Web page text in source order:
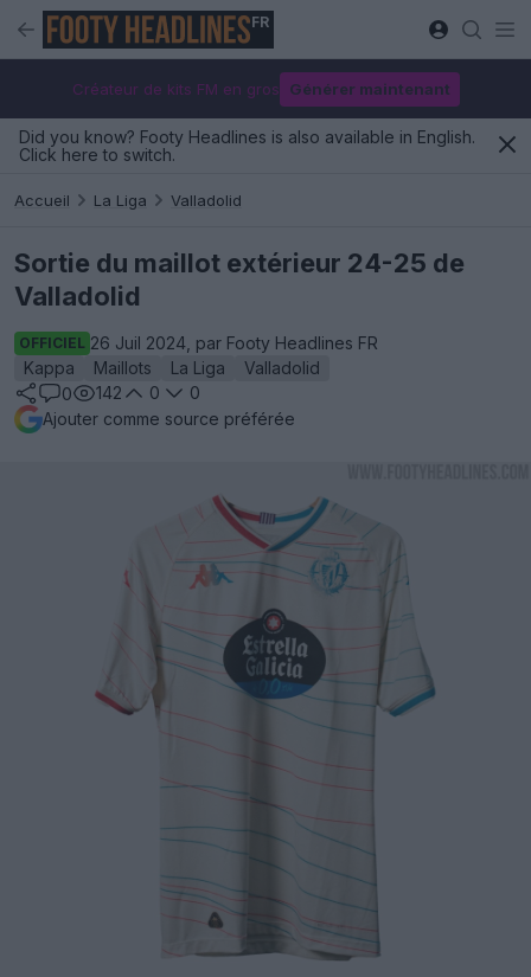
FR
Créateur de kits FM en gros Générer maintenant
Did you know? Footy Headlines is also available in English.
Click here to switch.
Accueil La Liga Valladolid
Sortie du maillot extérieur 24-25 de
Valladolid
OFFICIEL 26 Juil 2024, par Footy Headlines FR
Kappa
Maillots La Liga
Valladolid
0
142 0
0
Ajouter comme source préférée